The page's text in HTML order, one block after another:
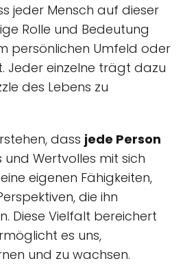
jeder Mensch auf dieser
Rolle und Bedeutung
persönlichen Umfeld oder
Jeder einzelne trägt dazu
des Lebens zu
dass jede Person
Wertvolles mit sich
eigenen Fähigkeiten,
die ihn
Diese Vielfalt bereichert
es uns,
und zu wachsen.